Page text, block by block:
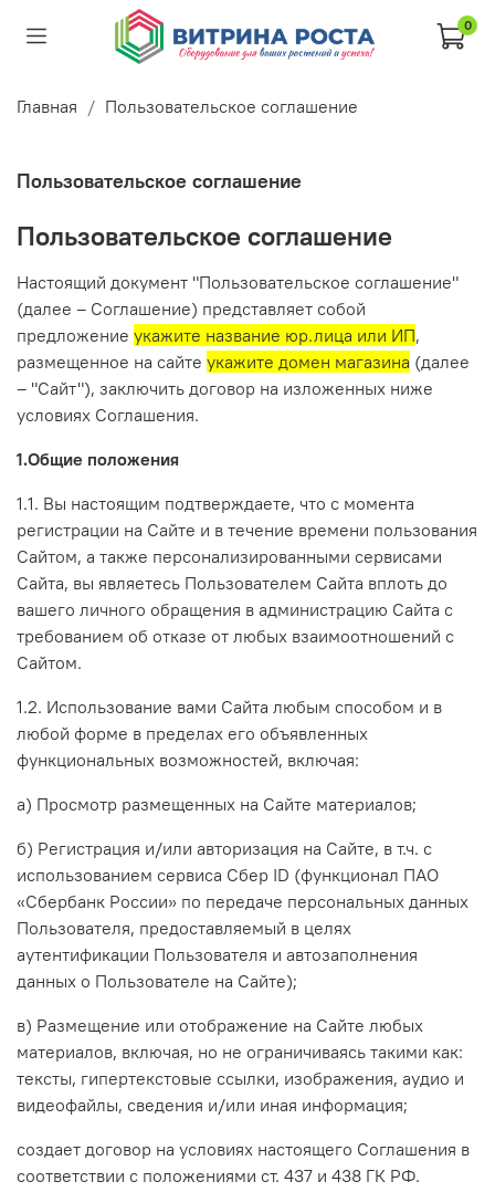
0
Главная Пользовательское соглашение
Пользовательское соглашение
Пользовательское соглашение
Настоящий документ "Пользовательское соглашение"
(далее – Соглашение) представляет собой
предложение укажите название юр.лица или ИП,
размещенное на сайте укажите домен магазина (далее
– "Сайт"), заключить договор на изложенных ниже
условиях Соглашения.
1.Общие положения
1.1. Вы настоящим подтверждаете, что с момента
регистрации на Сайте и в течение времени пользования
Сайтом, а также персонализированными сервисами
Сайта, вы являетесь Пользователем Сайта вплоть до
вашего личного обращения в администрацию Сайта с
требованием об отказе от любых взаимоотношений с
Сайтом.
1.2. Использование вами Сайта любым способом и в
любой форме в пределах его объявленных
функциональных возможностей, включая:
а) Просмотр размещенных на Сайте материалов;
б) Регистрация и/или авторизация на Сайте, в т.ч. с
использованием сервиса Сбер ID (функционал ПАО
«Сбербанк России» по передаче персональных данных
Пользователя, предоставляемый в целях
аутентификации Пользователя и автозаполнения
данных о Пользователе на Сайте);
в) Размещение или отображение на Сайте любых
материалов, включая, но не ограничиваясь такими как:
тексты, гипертекстовые ссылки, изображения, аудио и
видеофайлы, сведения и/или иная информация;
создает договор на условиях настоящего Соглашения в
соответствии с положениями ст. 437 и 438 ГК РФ.